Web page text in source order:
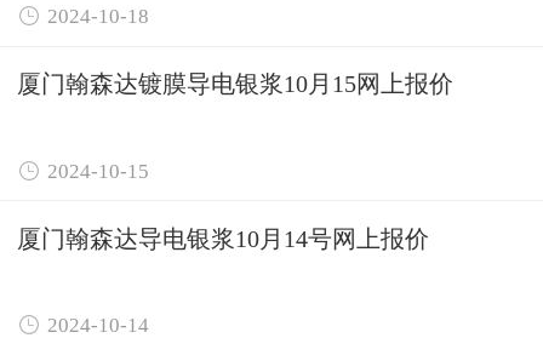
 2024-10-18
厦门翰森达镀膜导电银浆10月15网上报价
 2024-10-15
厦门翰森达导电银浆10月14号网上报价
 2024-10-14